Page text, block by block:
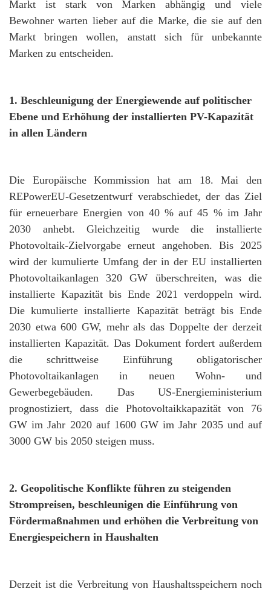
Markt ist stark von Marken abhängig und viele
Bewohner warten lieber auf die Marke, die sie auf den
Markt bringen wollen, anstatt sich für unbekannte
Marken zu entscheiden.
1. Beschleunigung der Energiewende auf politischer
Ebene und Erhöhung der installierten PV-Kapazität
in allen Ländern
Die Europäische Kommission hat am 18. Mai den
REPowerEU-Gesetzentwurf verabschiedet, der das Ziel
für erneuerbare Energien von 40 % auf 45 % im Jahr
2030 anhebt. Gleichzeitig wurde die installierte
Photovoltaik-Zielvorgabe erneut angehoben. Bis 2025
wird der kumulierte Umfang der in der EU installierten
Photovoltaikanlagen 320 GW überschreiten, was die
installierte Kapazität bis Ende 2021 verdoppeln wird.
Die kumulierte installierte Kapazität beträgt bis Ende
2030 etwa 600 GW, mehr als das Doppelte der derzeit
installierten Kapazität. Das Dokument fordert außerdem
die schrittweise Einführung obligatorischer
Photovoltaikanlagen in neuen Wohn- und
Gewerbegebäuden. Das US-Energieministerium
prognostiziert, dass die Photovoltaikkapazität von 76
GW im Jahr 2020 auf 1600 GW im Jahr 2035 und auf
3000 GW bis 2050 steigen muss.
2. Geopolitische Konflikte führen zu steigenden
Strompreisen, beschleunigen die Einführung von
Fördermaßnahmen und erhöhen die Verbreitung von
Energiespeichern in Haushalten
Derzeit ist die Verbreitung von Haushaltsspeichern noch